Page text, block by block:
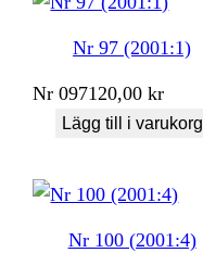
Nr 97 (2001:1)
Nr 097120,00kr
Lägg till i varukorg
Nr 100 (2001:4)